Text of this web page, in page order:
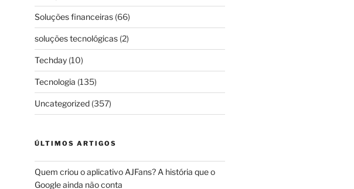
Soluções financeiras(66)
soluções tecnológicas(2)
Techday(10)
Tecnologia (135)
Uncategorized(357)
ÚLTIMOS ARTIGOS
Quem criou o aplicativo AJFans? A história que o
Google ainda não conta